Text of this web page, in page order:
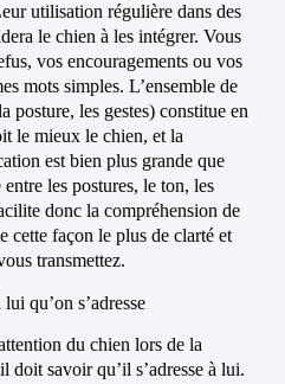
utilisation régulière dans des
le chien à les intégrer. Vous
vos encouragements ou vos
mots simples. L’ensemble de
posture, les gestes) constitue en
le mieux le chien, et la
est bien plus grande que
les postures, le ton, les
donc la compréhension de
cette façon le plus de clarté et
transmettez.
qu’on s’adresse
du chien lors de la
doit savoir qu’il s’adresse à lui.